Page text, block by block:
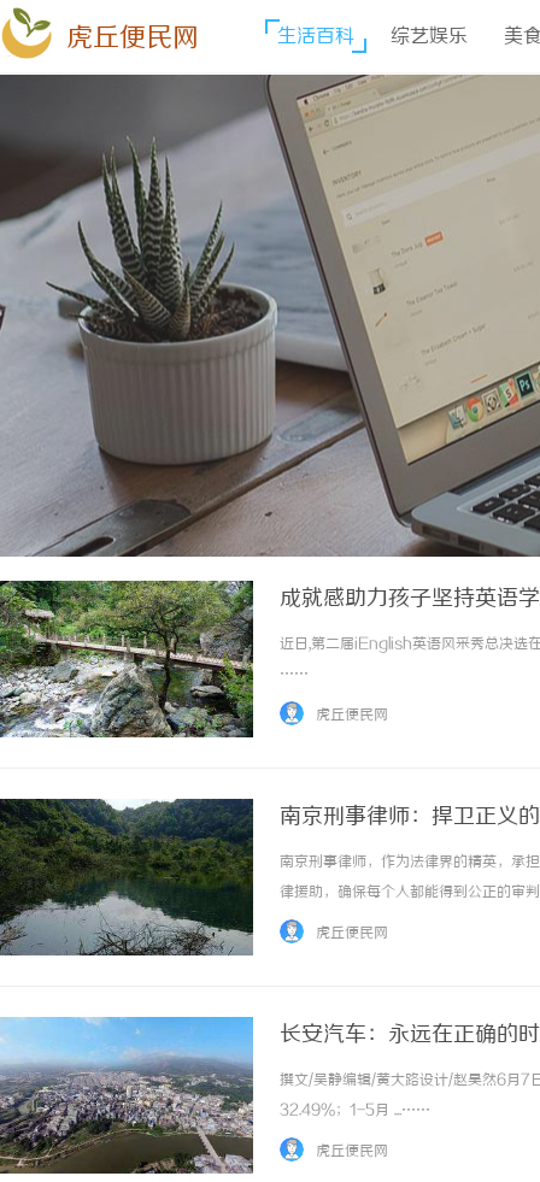
虎丘便民网 生活百科 综艺娱乐 美
成就感助力孩子坚持英语
近日,第二届iEnglish英语风采秀总决选
……
虎丘便民网
南京刑事律师：捍卫正义
南京刑事律师，作为法律界的精英，承
律援助，确保每个人都能得到公正的审
们熟悉刑法相关条款，了解司法程序，
虎丘便民网
长安汽车：永远在正确的
撰文/吴静编辑/黄大路设计/赵昊然6月7
32.49%；1-5月 ...……
虎丘便民网